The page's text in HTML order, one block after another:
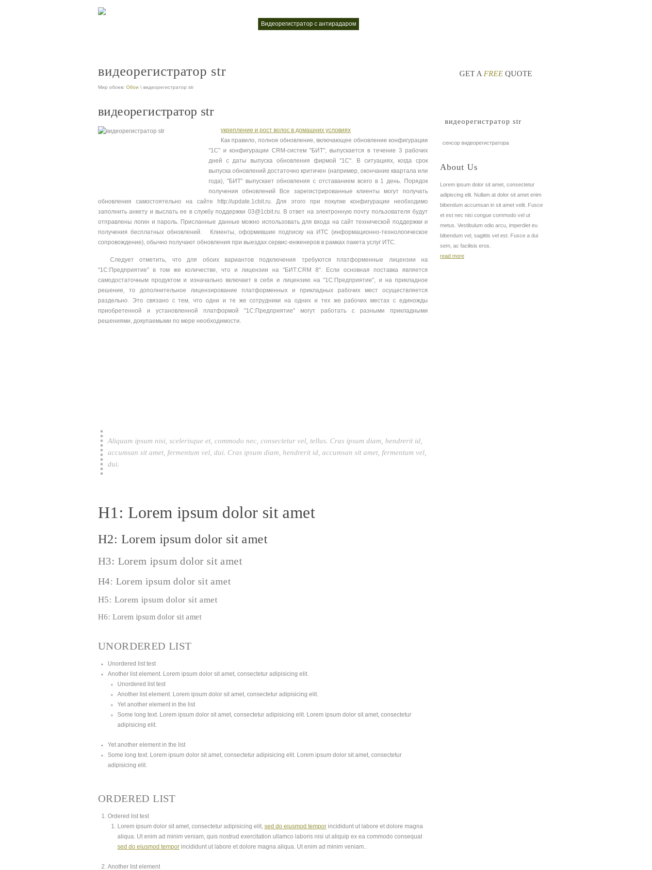
видеорегистратор с антирадаром
видеорегистратор str
Мир обоев: Обои \ видеорегистратор str
GET A FREE QUOTE
видеорегистратор str
укрепление и рост волос в домашних условиях
Как правило, полное обновление, включающее обновление конфигурации
"1С" и конфигурации CRM-систем "БИТ", выпускается в течение 3 рабочих
дней с даты выпуска обновления фирмой "1С". В ситуациях, когда срок
выпуска обновлений достаточно критичен (например, окончание квартала или
года), "БИТ" выпускает обновления с отставанием всего в 1 день. Порядок
получения обновлений Все зарегистрированные клиенты могут получать
обновления самостоятельно на сайте http://update.1cbit.ru. Для этого при покупке конфигурации необходимо
заполнить анкету и выслать ее в службу поддержки 03@1cbit.ru. В ответ на электронную почту пользователя будут
отправлены логин и пароль. Присланные данные можно использовать для входа на сайт технической поддержки и
получения бесплатных обновлений. Клиенты, оформившие подписку на ИТС (информационно-технологическое
сопровождение), обычно получают обновления при выездах сервис-инженеров в рамках пакета услуг ИТС.
Следует отметить, что для обоих вариантов подключения требуются платформенные лицензии на
"1С:Предприятие" в том же количестве, что и лицензии на "БИТ:CRM 8". Если основная поставка является
самодостаточным продуктом и изначально включает в себя и лицензию на "1С:Предприятие", и на прикладное
решение, то дополнительное лицензирование платформенных и прикладных рабочих мест осуществляется
раздельно. Это связано с тем, что одни и те же сотрудники на одних и тех же рабочих местах с единожды
приобретенной и установленной платформой "1С:Предприятие" могут работать с разными прикладными
решениями, докупаемыми по мере необходимости.
Aliquam ipsum nisi, scelerisque et, commodo nec, consectetur vel, tellus. Cras ipsum diam, hendrerit id,
accumsan sit amet, fermentum vel, dui. Cras ipsum diam, hendrerit id, accumsan sit amet, fermentum vel,
dui.
H1: Lorem ipsum dolor sit amet
H2: Lorem ipsum dolor sit amet
H3: Lorem ipsum dolor sit amet
H4: Lorem ipsum dolor sit amet
H5: Lorem ipsum dolor sit amet
H6: Lorem ipsum dolor sit amet
UNORDERED LIST
Unordered list test
Another list element. Lorem ipsum dolor sit amet, consectetur adipisicing elit.
Unordered list test
Another list element. Lorem ipsum dolor sit amet, consectetur adipisicing elit.
Yet another element in the list
Some long text. Lorem ipsum dolor sit amet, consectetur adipisicing elit. Lorem ipsum dolor sit amet, consectetur
adipisicing elit.
Yet another element in the list
Some long text. Lorem ipsum dolor sit amet, consectetur adipisicing elit. Lorem ipsum dolor sit amet, consectetur
adipisicing elit.
ORDERED LIST
Ordered list test
Lorem ipsum dolor sit amet, consectetur adipisicing elit, sed do eiusmod tempor incididunt ut labore et dolore magna
aliqua. Ut enim ad minim veniam, quis nostrud exercitation ullamco laboris nisi ut aliquip ex ea commodo consequat
sed do eiusmod tempor incididunt ut labore et dolore magna aliqua. Ut enim ad minim veniam..
Another list element
видеорегистратор str
сенсор видеорегистратора
About Us
Lorem ipsum dolor sit amet, consectetur
adipiscing elit. Nullam at dolor sit amet enim
bibendum accumsan in sit amet velit. Fusce
et est nec nisi congue commodo vel ut
metus. Vestibulum odio arcu, imperdiet eu
bibendum vel, sagittis vel est. Fusce a dui
sem, ac facilisis eros.
read more